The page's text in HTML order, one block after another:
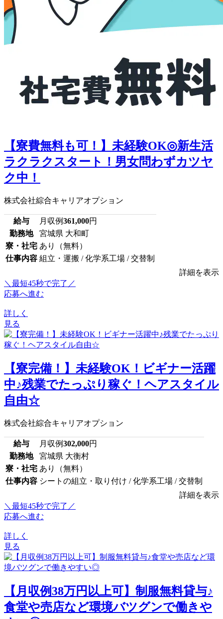
【寮費無料も可！】未経験OK◎新生活
ラクラクスタート！男女問わずカツヤ
ク中！
株式会社綜合キャリアオプション
給与 月収例361,000円
勤務地
宮城県 大和町
寮・社宅 あり（無料）
仕事内容 組立・運搬 / 化学系工場 / 交替制
詳細を表示
＼最短45秒で完了／
応募へ進む
詳しく
見る
【寮完備！】未経験OK！ビギナー活躍
中♪残業でたっぷり稼ぐ！ヘアスタイル
自由☆
株式会社綜合キャリアオプション
給与 月収例302,000円
勤務地
宮城県 大衡村
寮・社宅 あり（無料）
仕事内容 シートの組立・取り付け / 化学系工場 / 交替制
詳細を表示
＼最短45秒で完了／
応募へ進む
詳しく
見る
【月収例38万円以上可】制服無料貸与♪
食堂や売店など環境バツグンで働きや